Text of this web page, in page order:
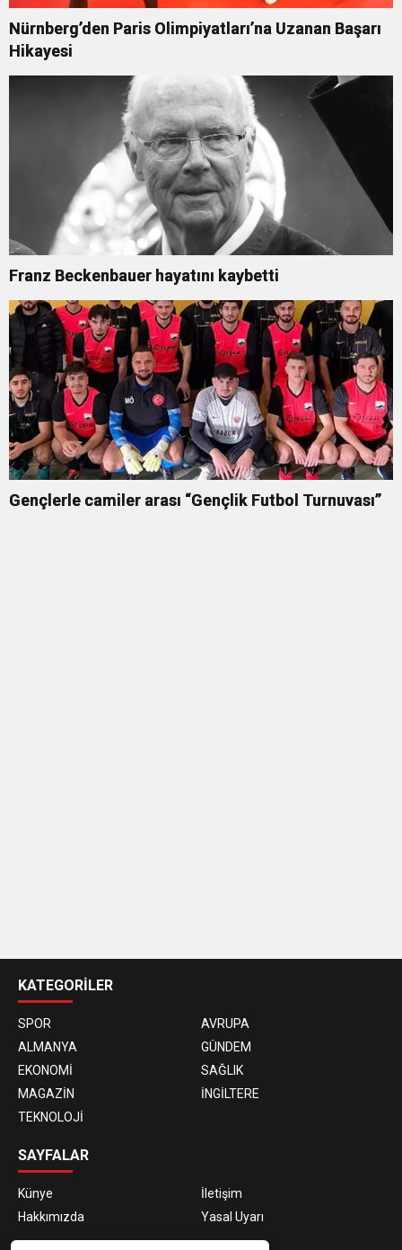
Nürnberg’den Paris Olimpiyatları’na Uzanan Başarı
Hikayesi
Franz Beckenbauer hayatını kaybetti
Gençlerle camiler arası “Gençlik Futbol Turnuvası”
siteleri
KATEGORİLER
SPOR
AVRUPA
ALMANYA
GÜNDEM
EKONOMİ
SAĞLIK
MAGAZİN
İNGİLTERE
TEKNOLOJİ
SAYFALAR
Künye
İletişim
Hakkımızda
Yasal Uyarı